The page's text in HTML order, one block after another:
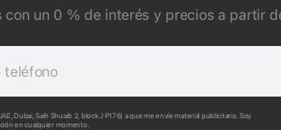
con un 0 % de interés y precios a partir
teléfono
Dubai, Saih Shuaib 2, block J P176) a que me envíe material publicitario. Soy
en cualquier momento.